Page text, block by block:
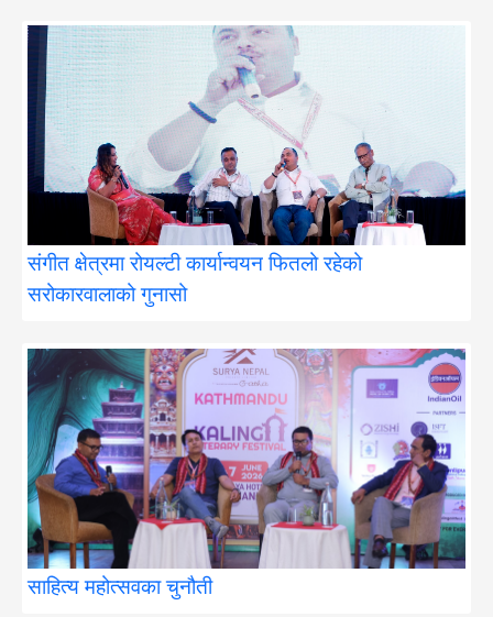
संगीत क्षेत्रमा रोयल्टी कार्यान्वयन फितलो रहेको
सरोकारवालाको गुनासो
साहित्य महोत्सवका चुनौती